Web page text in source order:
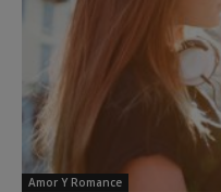
Amor Y Romance